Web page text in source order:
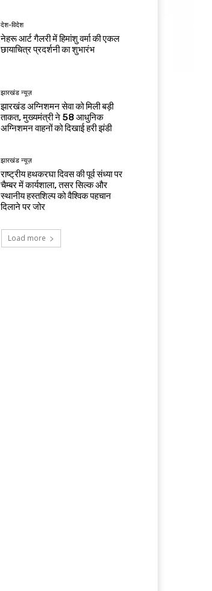
देश-विदेश
नेहरू आर्ट गैलरी में हिमांशु वर्मा की एकल
छायाचित्र प्रदर्शनी का शुभारंभ
झारखंड न्यूज़
झारखंड अग्निशमन सेवा को मिली बड़ी
ताकत, मुख्यमंत्री ने 58 आधुनिक
अग्निशमन वाहनों को दिखाई हरी झंडी
झारखंड न्यूज़
राष्ट्रीय हथकरघा दिवस की पूर्व संध्या पर
चैम्बर में कार्यशाला, तसर सिल्क और
स्थानीय हस्तशिल्प को वैश्विक पहचान
दिलाने पर जोर
Load more